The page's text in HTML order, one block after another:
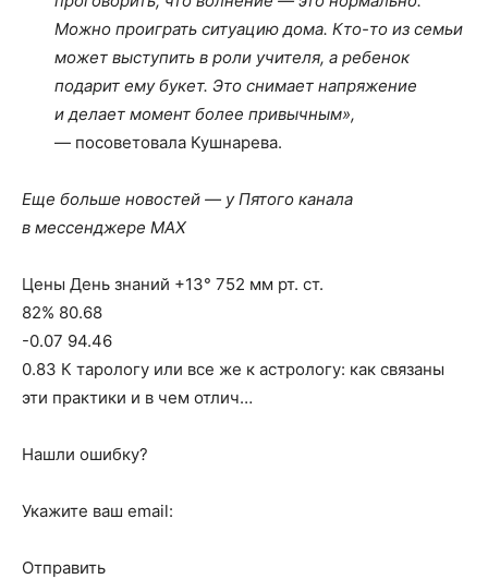
Можно проиграть ситуацию дома. Кто-то из семьи
может выступить в роли учителя, а ребенок
подарит ему букет. Это снимает напряжение
и делает момент более привычным»,
— посоветовала Кушнарева.
Еще больше новостей — у Пятого канала
в мессенджере MAX
Цены День знаний +13° 752 мм рт. ст.
82% 80.68
-0.07 94.46
0.83 К тарологу или все же к астрологу: как связаны
эти практики и в чем отлич…
Нашли ошибку?
Укажите ваш email:
Отправить